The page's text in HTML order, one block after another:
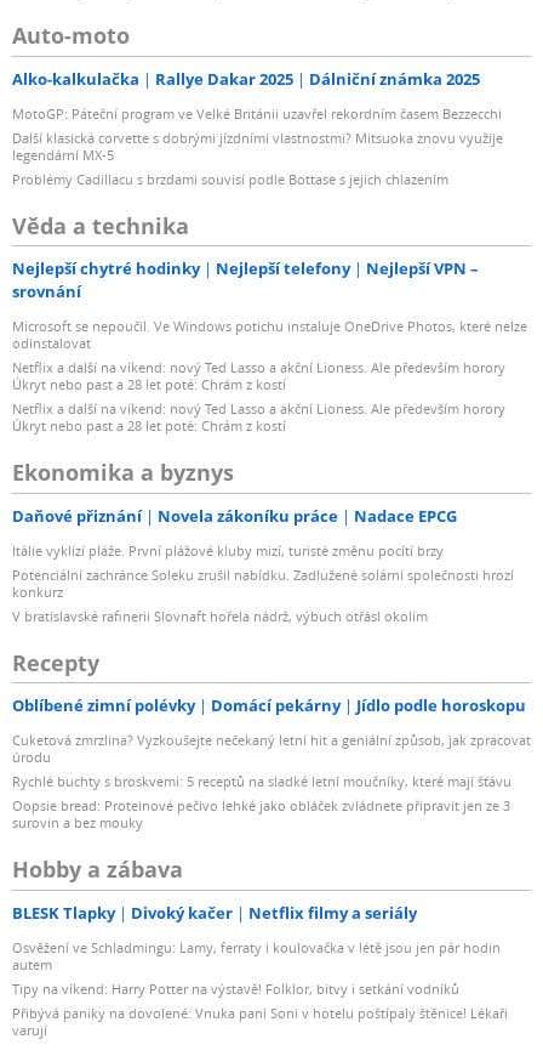
Auto-moto
Alko-kalkulačka Rallye Dakar 2025 Dálniční známka 2025
MotoGP: Páteční program ve Velké Británii uzavřel rekordním časem Bezzecchi
Další klasická corvette s dobrými jízdními vlastnostmi? Mitsuoka znovu využije
legendární MX-5
Problémy Cadillacu s brzdami souvisí podle Bottase s jejich chlazením
Věda a technika
Nejlepší chytré hodinky Nejlepší telefony
Nejlepší VPN –
srovnání
Microsoft se nepoučil. Ve Windows potichu instaluje OneDrive Photos, které nelze
odinstalovat
Netflix a další na víkend: nový Ted Lasso a akční Lioness. Ale především horory
Úkryt nebo past a 28 let poté: Chrám z kostí
Netflix a další na víkend: nový Ted Lasso a akční Lioness. Ale především horory
Úkryt nebo past a 28 let poté: Chrám z kostí
Ekonomika a byznys
Daňové přiznání Novela zákoníku práce Nadace EPCG
Itálie vyklízí pláže. První plážové kluby mizí, turisté změnu pocítí brzy
Potenciální zachránce Soleku zrušil nabídku. Zadlužené solární společnosti hrozí
konkurz
V bratislavské rafinerii Slovnaft hořela nádrž, výbuch otřásl okolím
Recepty
Oblíbené zimní polévky Domácí pekárny Jídlo podle horoskopu
Cuketová zmrzlina? Vyzkoušejte nečekaný letní hit a geniální způsob, jak zpracovat
úrodu
Rychlé buchty s broskvemi: 5 receptů na sladké letní moučníky, které mají šťávu
Oopsie bread: Proteinové pečivo lehké jako obláček zvládnete připravit jen ze 3
surovin a bez mouky
Hobby a zábava
BLESK Tlapky Divoký kačer Netflix filmy a seriály
Osvěžení ve Schladmingu: Lamy, ferraty i koulovačka v létě jsou jen pár hodin
autem
Tipy na víkend: Harry Potter na výstavě! Folklor, bitvy i setkání vodníků
Přibývá paniky na dovolené: Vnuka paní Soni v hotelu poštípaly štěnice! Lékaři
varují